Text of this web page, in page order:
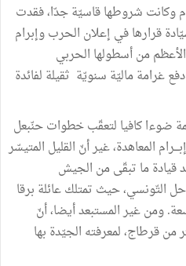
المعاهدة فعليّا سنة 201 ق م وكانت شروطها قاسيّة جدّا، فقدت
قرارها في إعلان الحرب وإبرام
الأعظم من أسطولها الحربي
غرامة ماليّة سنويّة ثقيلة لفائدة
ضوءا كافيا لتعقّب خطوات حنّبعل
المعاهدة، غير أنّ القليل المتيسّر
قيادة ما تبقّى من الجيش
التّونسي، حيث تمتلك عائلة برقا
ومن غير المستبعد أيضا، أنّ
من قرطاج، لمعرفته الجيّدة بها